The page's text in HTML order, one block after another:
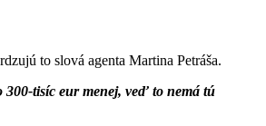
to slová agenta Martina Petráša.
tisíc eur menej, veď to nemá tú